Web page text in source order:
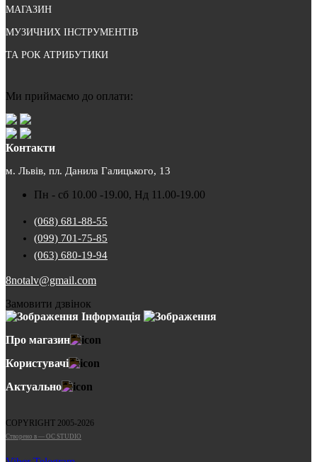
МАГАЗИН
МУЗИЧНИХ ІНСТРУМЕНТІВ
ТА РОК АТРИБУТИКИ
Ми приймаємо до оплати:
Контакти
м. Львів, пл. Данила Галицького, 13
Пн - сб 10.00 -19.00, Нд 11.00-19.00
(068) 681-88-55
(099) 701-75-85
(063) 680-19-94
8notalv@gmail.com
Замовити дзвінок
Інформація
Про магазин
Користувачі
Актуально
COPYRIGHT 2005-2026
Cтворено в — OC STUDIO